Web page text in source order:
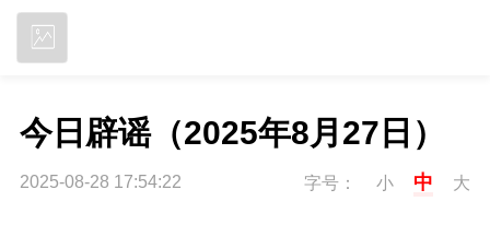
今日辟谣（2025年8月27日）
2025-08-28 17:54:22 字号： 小 中 大